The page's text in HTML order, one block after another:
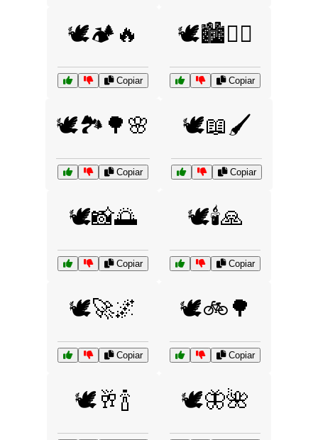
🕊️🏕️🔥
Copiar
🕊️🏙️🚶‍♂️
Copiar
🕊️🏞️🌳🌸
Copiar
🕊️📖🖌️
Copiar
🕊️📸🌅
Copiar
🕊️🕯️🙏
Copiar
🕊️🚀🌌
Copiar
🕊️🚲🌳
Copiar
🕊️🥂🍾 🕊️🦋🌺